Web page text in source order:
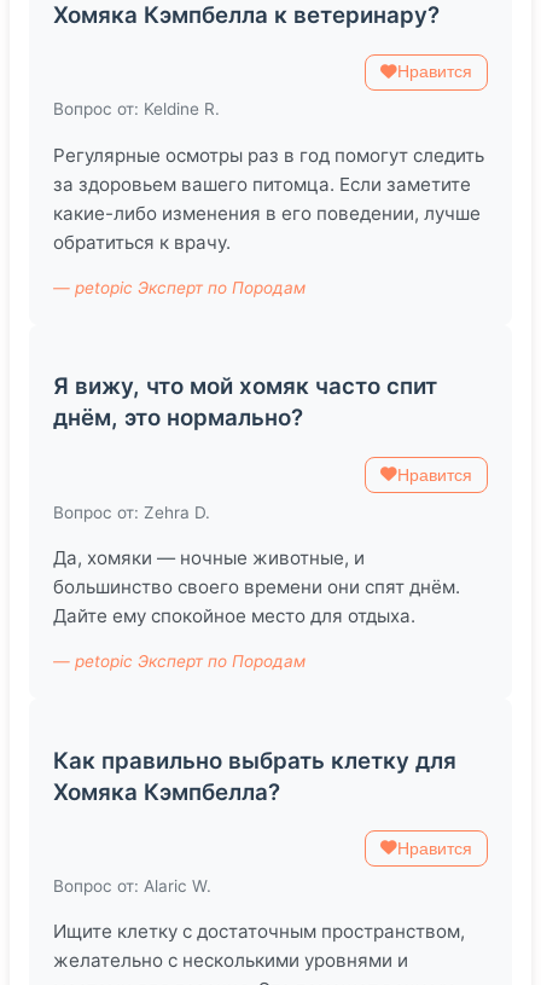
Хомяка Кэмпбелла к ветеринару?
Нравится
Вопрос от: Keldine R.
Регулярные осмотры раз в год помогут следить
за здоровьем вашего питомца. Если заметите
какие-либо изменения в его поведении, лучше
обратиться к врачу.
— petopic Эксперт по Породам
Я вижу, что мой хомяк часто спит
днём, это нормально?
Нравится
Вопрос от: Zehra D.
Да, хомяки — ночные животные, и
большинство своего времени они спят днём.
Дайте ему спокойное место для отдыха.
— petopic Эксперт по Породам
Как правильно выбрать клетку для
Хомяка Кэмпбелла?
Нравится
Вопрос от: Alaric W.
Ищите клетку с достаточным пространством,
желательно с несколькими уровнями и